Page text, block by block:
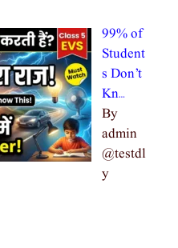
99% of
Student
s Don’t
Kn…
By
admin
@testdl
y